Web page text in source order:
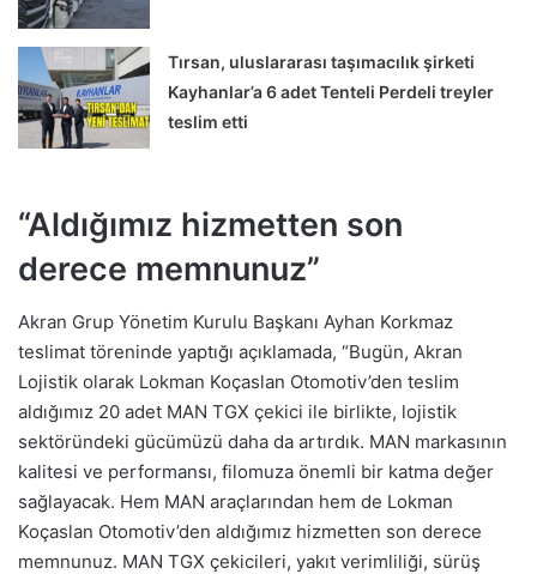
Tırsan, uluslararası taşımacılık şirketi
Kayhanlar’a 6 adet Tenteli Perdeli treyler
teslim etti
“Aldığımız hizmetten son
derece memnunuz”
Akran Grup Yönetim Kurulu Başkanı Ayhan Korkmaz
teslimat töreninde yaptığı açıklamada, “Bugün, Akran
Lojistik olarak Lokman Koçaslan Otomotiv’den teslim
aldığımız 20 adet MAN TGX çekici ile birlikte, lojistik
sektöründeki gücümüzü daha da artırdık. MAN markasının
kalitesi ve performansı, filomuza önemli bir katma değer
sağlayacak. Hem MAN araçlarından hem de Lokman
Koçaslan Otomotiv’den aldığımız hizmetten son derece
memnunuz. MAN TGX çekicileri, yakıt verimliliği, sürüş